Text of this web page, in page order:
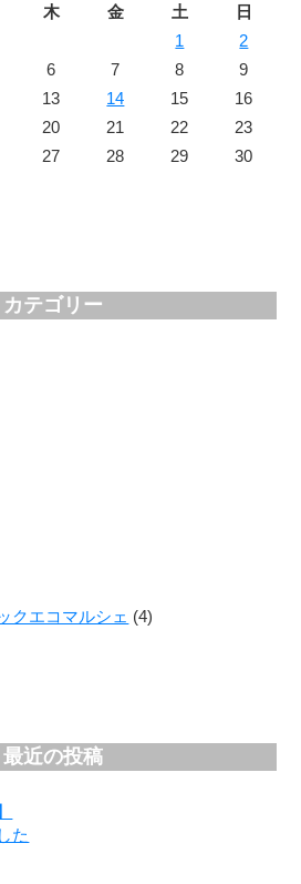
木 金 土
日
1
2
6 7 8
9
13 14 15
16
20 21 22
23
27 28 29
30
カテゴリー
クエコマルシェ (4)
最近の投稿
た